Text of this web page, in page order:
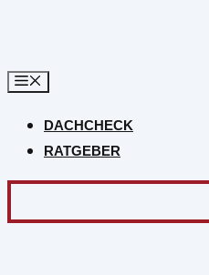
springen
DACHCHECK
RATGEBER